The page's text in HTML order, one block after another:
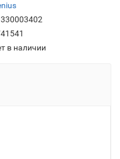
в наличии